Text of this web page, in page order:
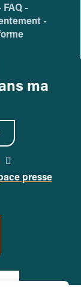
FAQ -
-
ma
page
à laà la
presse